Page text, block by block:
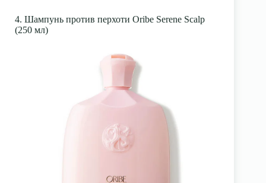
4. Шампунь против перхоти Oribe Serene Scalp
(250 мл)